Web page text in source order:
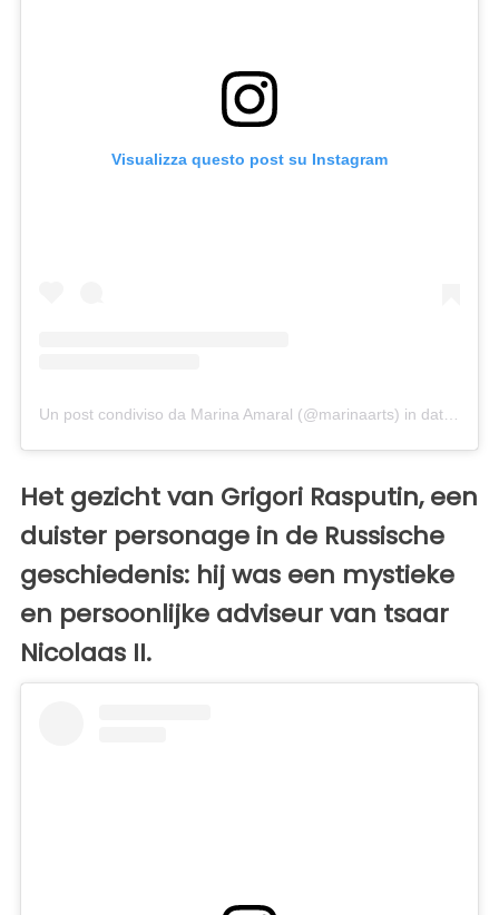
Visualizza questo post su Instagram
Un post condiviso da Marina Amaral (@marinaarts) in data:
Het gezicht van Grigori Rasputin, een
duister personage in de Russische
geschiedenis: hij was een mystieke
en persoonlijke adviseur van tsaar
Nicolaas II.